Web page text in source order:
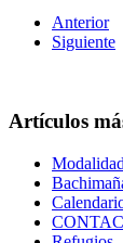
Anterior
Siguiente
Artículos